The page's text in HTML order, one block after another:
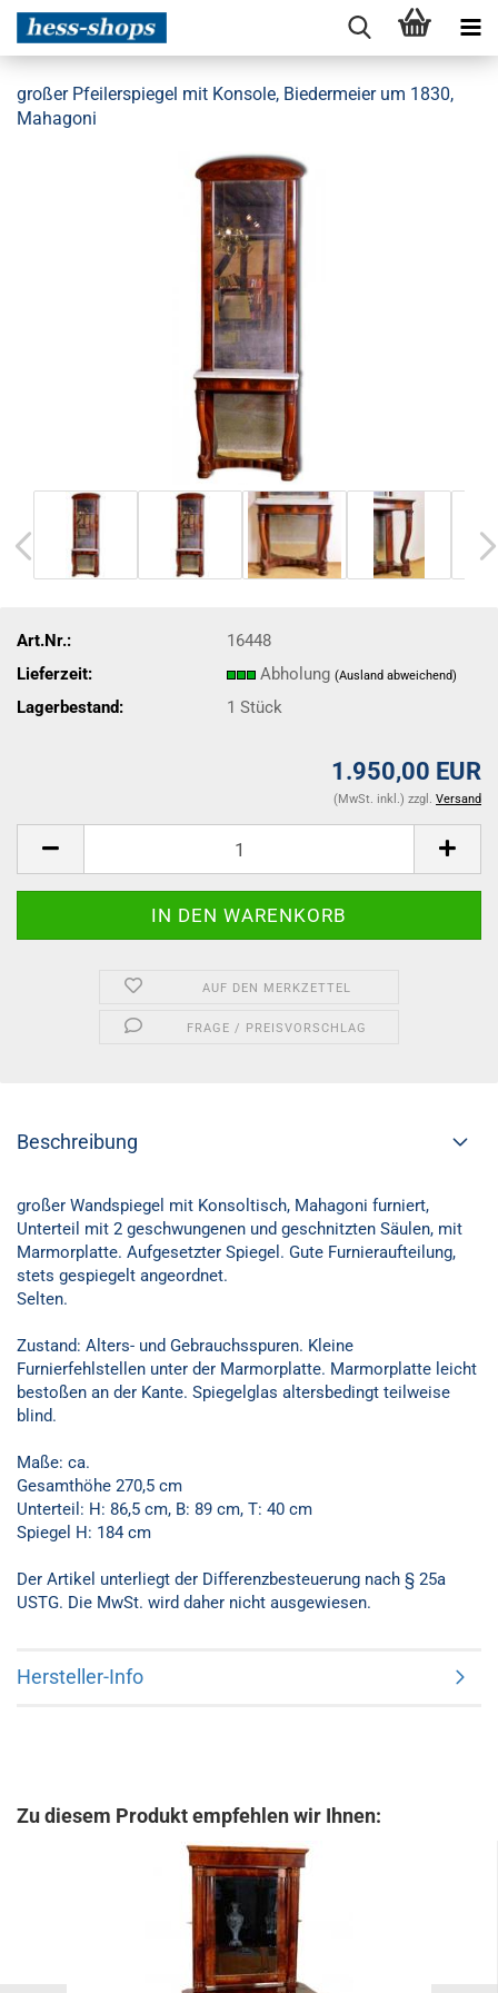
großer Pfeilerspiegel mit Konsole, Biedermeier um 1830,
Mahagoni
Art.Nr.:
16448
Lieferzeit:
Abholung(Ausland abweichend)
Lagerbestand: 1Stück
1.950,00 EUR
(MwSt. inkl.) zzgl. Versand
AUF DEN MERKZETTEL
FRAGE / PREISVORSCHLAG
Beschreibung
großer Wandspiegel mit Konsoltisch, Mahagoni furniert,
Unterteil mit 2 geschwungenen und geschnitzten Säulen, mit
Marmorplatte. Aufgesetzter Spiegel. Gute Furnieraufteilung,
stets gespiegelt angeordnet.
Selten.
Zustand: Alters- und Gebrauchsspuren. Kleine
Furnierfehlstellen unter der Marmorplatte. Marmorplatte leicht
bestoßen an der Kante. Spiegelglas altersbedingt teilweise
blind.
Maße: ca.
Gesamthöhe 270,5 cm
Unterteil: H: 86,5 cm, B: 89 cm, T: 40 cm
Spiegel H: 184 cm
Der Artikel unterliegt der Differenzbesteuerung nach § 25a
USTG. Die MwSt. wird daher nicht ausgewiesen.
Hersteller-Info
Zu diesem Produkt empfehlen wir Ihnen: